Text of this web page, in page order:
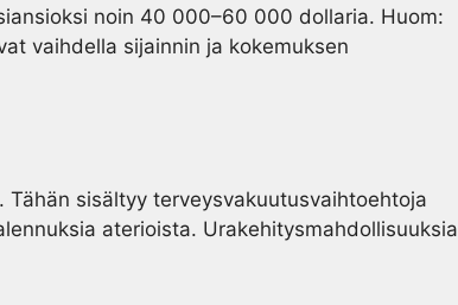
noin 40 000–60 000 dollaria. Huom:
vaihdella sijainnin ja kokemuksen
. Tähän sisältyy terveysvakuutusvaihtoehtoja
aterioista. Urakehitysmahdollisuuksia